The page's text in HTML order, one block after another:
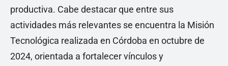
productiva. Cabe destacar que entre sus
actividades más relevantes se encuentra la Misión
Tecnológica realizada en Córdoba en octubre de
2024, orientada a fortalecer vínculos y